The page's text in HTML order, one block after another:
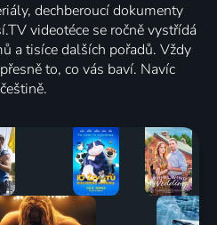
dechberoucí dokumenty
videotéce se ročně vystřídá
a tisíce dalších pořadů. Vždy
to, co vás baví. Navíc